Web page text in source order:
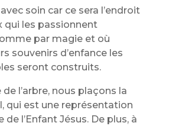
soin car ce sera l’endroit
qui les passionnent
par magie et où
souvenirs d’enfance les
seront construits.
de l’arbre, nous plaçons la
qui est une représentation
de l’Enfant Jésus. De plus, à